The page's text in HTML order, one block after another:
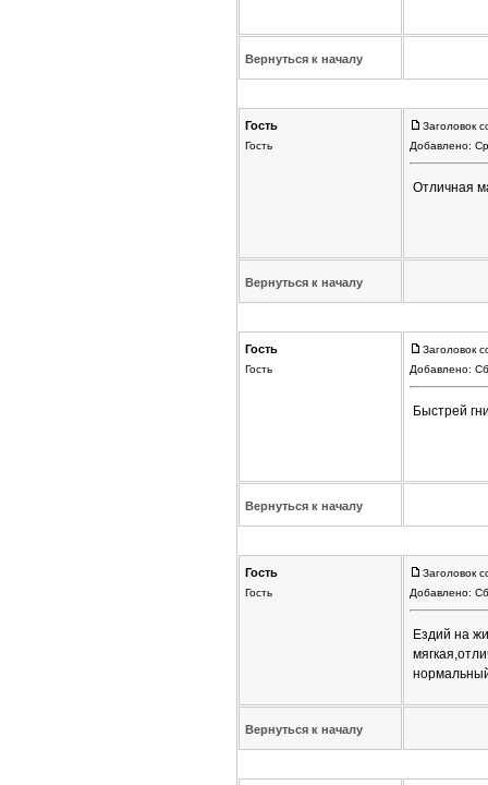
Вернуться к началу
Гость
Гость
Заголовок
Добавлено:
Отличная
Вернуться к началу
Гость
Гость
Заголовок
Добавлено:
Быстрей
Вернуться к началу
Гость
Гость
Заголовок
Добавлено:
Ездий на
Вернуться к началу